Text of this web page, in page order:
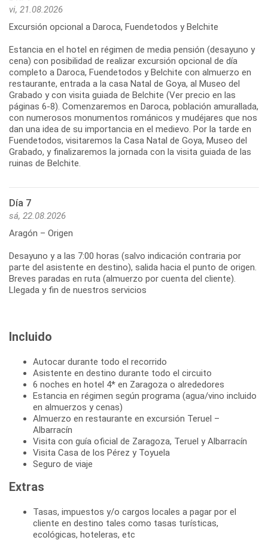
vi, 21.08.2026
Excursión opcional a Daroca, Fuendetodos y Belchite
Estancia en el hotel en régimen de media pensión (desayuno y
cena) con posibilidad de realizar excursión opcional de día
completo a Daroca, Fuendetodos y Belchite con almuerzo en
restaurante, entrada a la casa Natal de Goya, al Museo del
Grabado y con visita guiada de Belchite (Ver precio en las
páginas 6-8). Comenzaremos en Daroca, población amurallada,
con numerosos monumentos románicos y mudéjares que nos
dan una idea de su importancia en el medievo. Por la tarde en
Fuendetodos, visitaremos la Casa Natal de Goya, Museo del
Grabado, y finalizaremos la jornada con la visita guiada de las
ruinas de Belchite.
Día 7
sá, 22.08.2026
Aragón – Origen
Desayuno y a las 7:00 horas (salvo indicación contraria por
parte del asistente en destino), salida hacia el punto de origen.
Breves paradas en ruta (almuerzo por cuenta del cliente).
Llegada y fin de nuestros servicios
Incluido
Autocar durante todo el recorrido
Asistente en destino durante todo el circuito
6 noches en hotel 4* en Zaragoza o alrededores
Estancia en régimen según programa (agua/vino incluido
en almuerzos y cenas)
Almuerzo en restaurante en excursión Teruel –
Albarracín
Visita con guía oficial de Zaragoza, Teruel y Albarracín
Visita Casa de los Pérez y Toyuela
Seguro de viaje
Extras
Tasas, impuestos y/o cargos locales a pagar por el
cliente en destino tales como tasas turísticas,
ecológicas, hoteleras, etc